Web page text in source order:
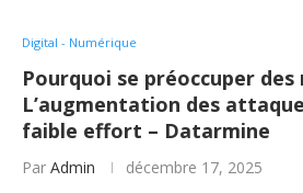
Digital - Numérique
Pourquoi se préoccuper des
L’augmentation des
faible effort – Datarmine
Par Admin décembre 17, 2025